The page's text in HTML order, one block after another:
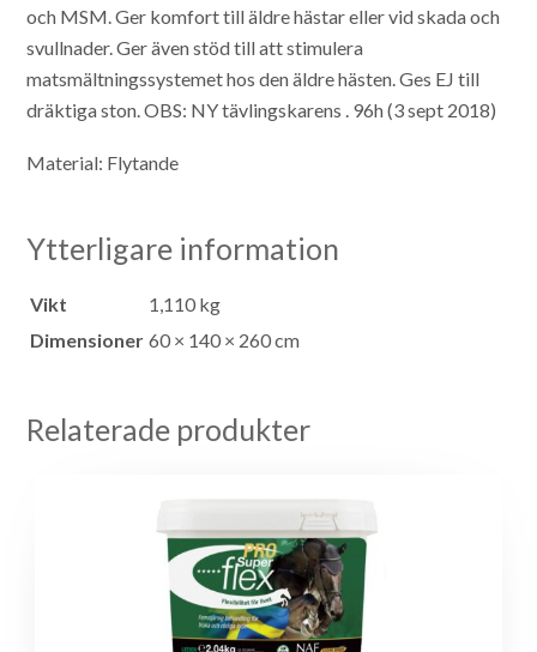
och MSM. Ger komfort till äldre hästar eller vid skada och
svullnader. Ger även stöd till att stimulera
matsmältningssystemet hos den äldre hästen. Ges EJ till
dräktiga ston. OBS: NY tävlingskarens . 96h (3 sept 2018)
Material: Flytande
Ytterligare information
Vikt
1,110 kg
Dimensioner 60 × 140 × 260 cm
Relaterade produkter